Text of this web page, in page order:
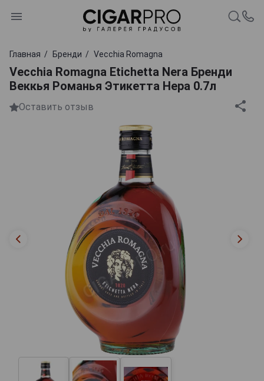
Главная Бренди Vecchia Romagna
Vecchia Romagna Etichetta Nera Бренди
Веккья Романья Этикетта Нера 0.7л
Оставить отзыв